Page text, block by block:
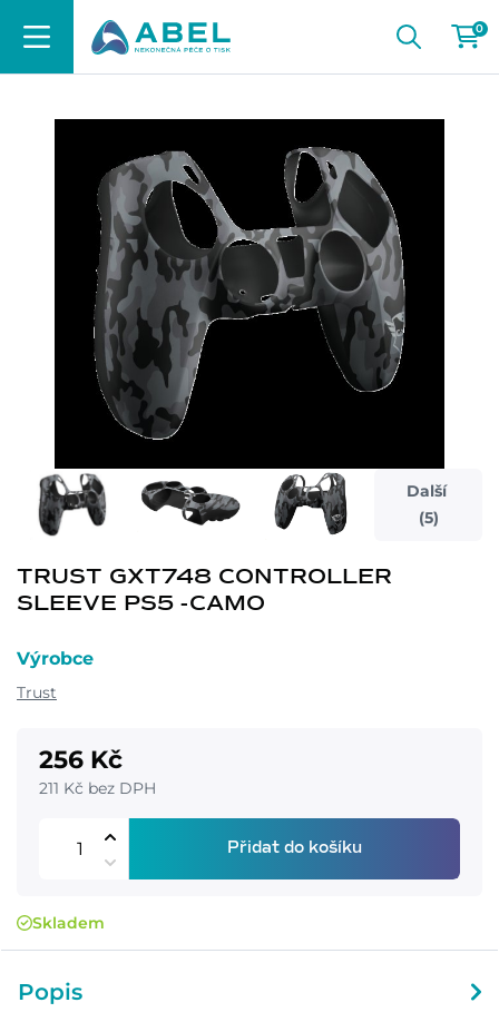
0
Další
(5)
TRUST GXT748 CONTROLLER
SLEEVE PS5 -CAMO
Výrobce
Trust
256 Kč
211 Kč bez DPH
Přidat do košíku
Skladem
Popis